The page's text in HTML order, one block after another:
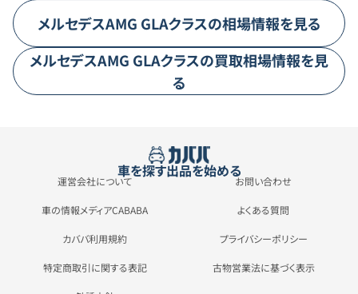
メルセデスAMG GLAクラスの相場情報を見る
メルセデスAMG GLAクラスの買取相場情報を見
る
車を探す出品を始める
運営会社について お問い合わせ
車の情報メディアCABABA よくある質問
カババ利用規約 プライバシーポリシー
特定商取引に関する表記 古物営業法に基づく表示